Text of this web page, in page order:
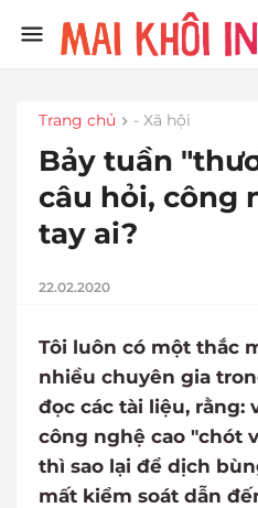
Trang chủ - Xã hội
Bảy tuần
câu hỏi, công
tay ai?
22.02.2020
Tôi luôn có một thắc
nhiều chuyên gia
đọc các tài liệu, rằng:
công nghệ cao "chót
thì sao lại để dịch
mất kiểm soát dẫn